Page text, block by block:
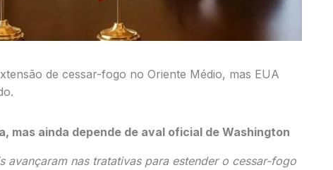
de cessar-fogo no Oriente Médio, mas EUA
mas ainda depende de aval oficial de Washington
avançaram nas tratativas para estender o cessar-fogo